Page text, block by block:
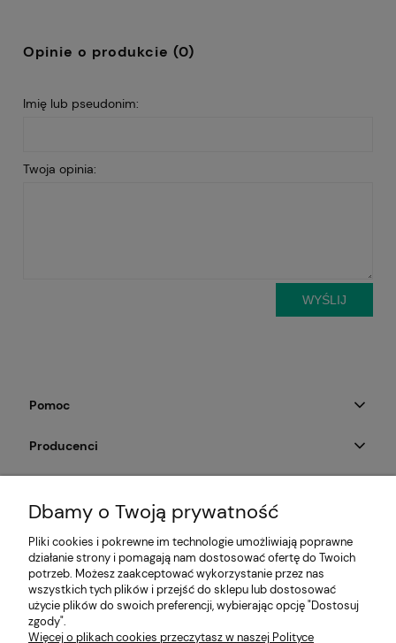
Opinie o produkcie (0)
Imię lub pseudonim:
Twoja opinia:
WYŚLIJ
Pomoc
Producenci
Informacje
Dbamy o Twoją prywatność
Pliki cookies i pokrewne im technologie umożliwiają poprawne
działanie strony i pomagają nam dostosować ofertę do Twoich
potrzeb. Możesz zaakceptować wykorzystanie przez nas
wszystkich tych plików i przejść do sklepu lub dostosować
użycie plików do swoich preferencji, wybierając opcję "Dostosuj
zgody".
Więcej o plikach cookies przeczytasz w naszej Polityce